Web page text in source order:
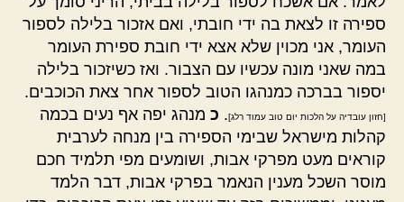
ספירה זו לצאת בה ידי חובתי, ואם אזכור בלילה לספור
העומר, אני מכוין שלא אצא ידי חובת ספירת העומר
במה שאני מונה עכשיו עם הצבור. ואז כשיזכור בלילה
יספור בברכה כמנהגו הטוב לספור אחר צאת הכוכבים.
[חזון עובדיה על הלכות יום טוב עמוד רלג]. כ מנהג יפה אף נעים בכמה
קהלות מישראל שבימי הספירה בין מנחה לערבית
קוראים מעט מפרקי אבות, ושומעים מפי תלמיד חכם
מוסר השכל מענין הנאמר בפרקי אבות, דבר הלמד